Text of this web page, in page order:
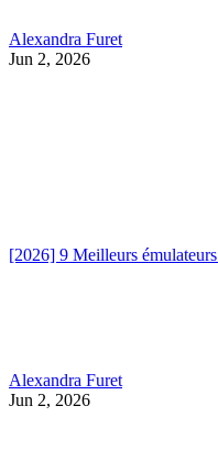
Alexandra Furet
Jun 2, 2026
[2026] 9 Meilleurs
Alexandra Furet
Jun 2, 2026